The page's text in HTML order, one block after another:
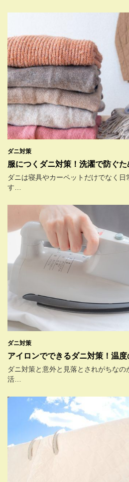
ダニ対策
服につくダニ対策！洗濯で防ぐ
ダニは寝具やカーペットだけでなく
す…
ダニ対策
アイロンでできるダニ対策！温
ダニ対策と意外と見落とされがちな
活…